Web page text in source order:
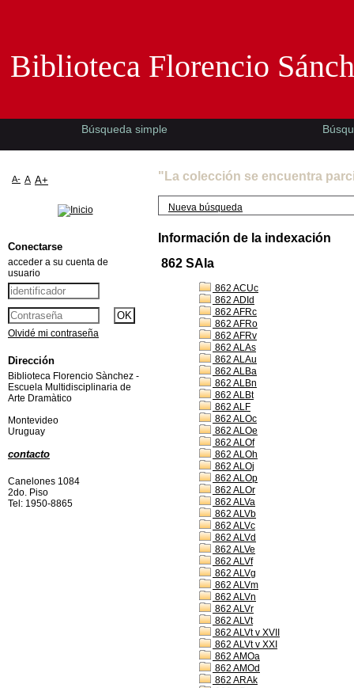
"La colección se encuentra
Nueva búsqueda
Información de la indexación
862 SAIa
862 ACUc
862 ADId
862 AFRc
862 AFRo
862 AFRv
862 ALAs
862 ALAu
862 ALBa
862 ALBn
862 ALBt
862 ALF
862 ALOc
862 ALOe
862 ALOf
862 ALOh
862 ALOj
862 ALOp
862 ALOr
862 ALVa
862 ALVb
862 ALVc
862 ALVd
862 ALVe
862 ALVf
862 ALVg
862 ALVm
862 ALVn
862 ALVr
862 ALVt
862 ALVt v XVII
862 ALVt v XXI
862 AMOa
862 AMOd
862 ARAk
Biblioteca Florencio
Búsqueda simple
A- A A+
Conectarse
acceder a su cuenta de
usuario
Olvidé mi contraseña
Dirección
Biblioteca Florencio Sànchez -
Escuela Multidisciplinaria de
Arte Dramàtico
Montevideo
Uruguay
contacto
Canelones 1084
2do. Piso
Tel: 1950-8865